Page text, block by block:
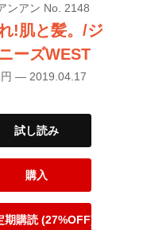
ンアン No. 2148
!肌と髪。/ジ
ーズWEST
— 2019.04.17
試し読み
購入
期購読 (27%OFF)